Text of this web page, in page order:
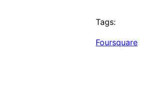
Tags:
Foursquare